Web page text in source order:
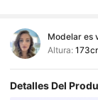
Modelar es
Altura:
Detalles Del